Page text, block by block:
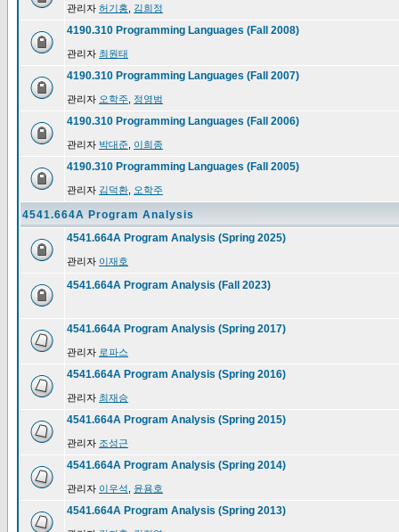
관리자 허기홍 김희정
4190.310 Programming Languages (Fall 2008)
관리자 최원태
4190.310 Programming Languages (Fall 2007)
관리자 오학주 정영범
4190.310 Programming Languages (Fall 2006)
관리자 박대준 이희종
4190.310 Programming Languages (Fall 2005)
관리자 김덕환 오학주
4541.664A Program Analysis
4541.664A Program Analysis (Spring 2025)
관리자 이재호
4541.664A Program Analysis (Fall 2023)
4541.664A Program Analysis (Spring 2017)
관리자 로파스
4541.664A Program Analysis (Spring 2016)
관리자 최재승
4541.664A Program Analysis (Spring 2015)
관리자 조성근
4541.664A Program Analysis (Spring 2014)
관리자 이우석 윤용호
4541.664A Program Analysis (Spring 2013)